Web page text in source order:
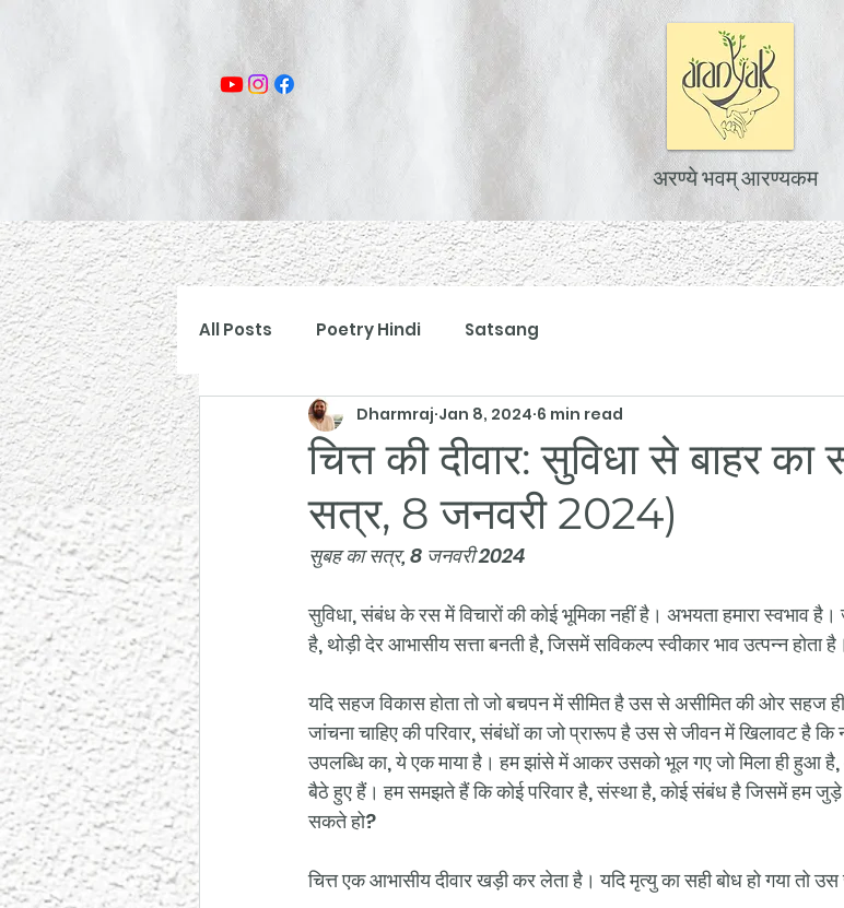
अरण्ये भवम् आरण्यकम
All Posts Poetry Hindi Satsang
चित्त की दीवार: सुविधा से बाहर
सत्र, 8 जनवरी 2024)
Dharmraj Jan 8, 2024 6 min read
सुबह का सत्र, 8 जनवरी 2024
सुविधा, संबंध के रस में विचारों की कोई भूमिका नहीं है। अभयता हमारा स्वभाव
है, थोड़ी देर आभासीय सत्ता बनती है, जिसमें सविकल्प स्वीकार भाव उत्पन्न होता है।
यदि सहज विकास होता तो जो बचपन में सीमित है उस से असीमित की ओर सहज ही
जांचना चाहिए की परिवार, संबंधों का जो प्रारूप है उस से जीवन में खिलावट है
उपलब्धि का, ये एक माया है। हम झांसे में आकर उसको भूल गए जो मिला ही
बैठे हुए हैं। हम समझते हैं कि कोई परिवार है, संस्था है, कोई संबंध है जिसमें हम
सकते हो?
चित्त एक आभासीय दीवार खड़ी कर लेता है। यदि मृत्यु का सही बोध हो गया तो